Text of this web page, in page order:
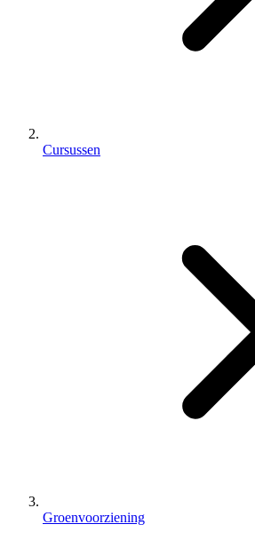
Cursussen
Groenvoorziening